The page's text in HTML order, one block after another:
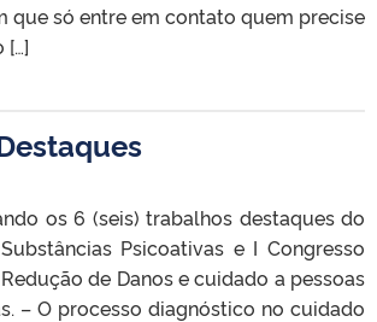
que só entre em contato quem precise
[…]
os 6 (seis) trabalhos destaques do
Psicoativas e I Congresso
de Danos e cuidado a pessoas
– O processo diagnóstico no cuidado